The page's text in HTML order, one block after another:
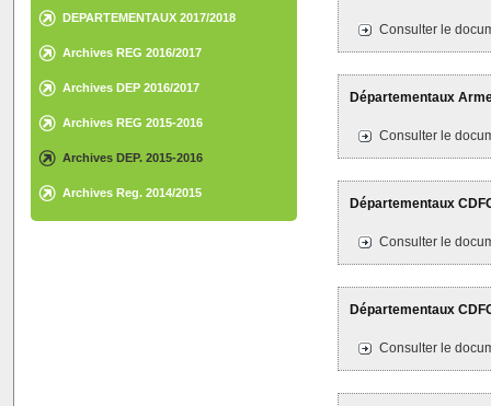
DEPARTEMENTAUX 2017/2018
Archives REG 2016/2017
Archives DEP 2016/2017
Archives REG 2015-2016
Archives DEP. 2015-2016
Archives Reg. 2014/2015
Consulter le
Départementaux
Consulter le
Départementaux
Consulter le
Départementaux
Consulter le